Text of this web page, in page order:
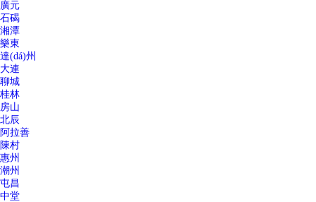
廣元
石碣
湘潭
樂東
達(dá)州
大連
聊城
桂林
房山
北辰
阿拉善
陳村
惠州
潮州
屯昌
中堂